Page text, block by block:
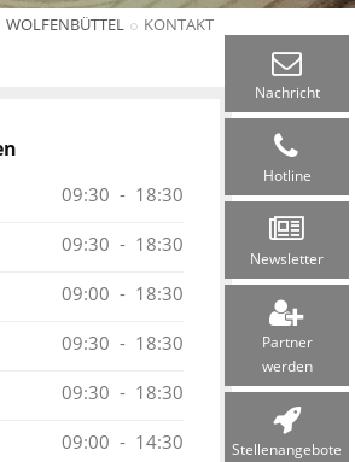
WOLFENBÜTTEL KONTAKT
09:30 - 18:30
09:30 - 18:30
09:00 - 18:30
09:30 - 18:30
09:30 - 18:30
09:00 - 14:30
Nachricht
Hotline
Newsletter
Partner
werden
Stellen­angebote